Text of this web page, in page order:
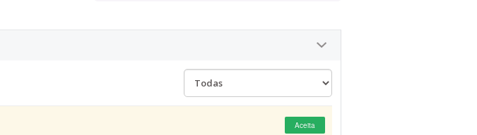
Aceita